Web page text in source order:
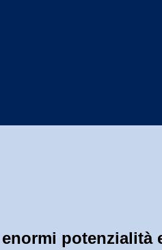
potenzialità